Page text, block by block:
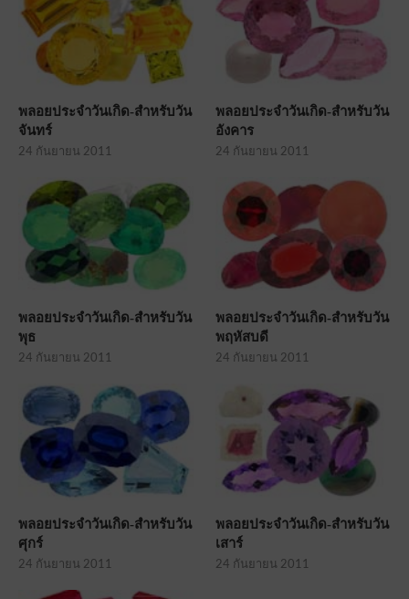
พลอยประจำวันเกิด-สำหรับวัน
จันทร์
24 กันยายน 2011
พลอยประจำวันเกิด-สำหรับวัน
อังคาร
24 กันยายน 2011
พลอยประจำวันเกิด-สำหรับวัน
พุธ
24 กันยายน 2011
พลอยประจำวันเกิด-สำหรับวัน
พฤหัสบดี
24 กันยายน 2011
พลอยประจำวันเกิด-สำหรับวัน
ศุกร์
24 กันยายน 2011
พลอยประจำวันเกิด-สำหรับวัน
เสาร์
24 กันยายน 2011